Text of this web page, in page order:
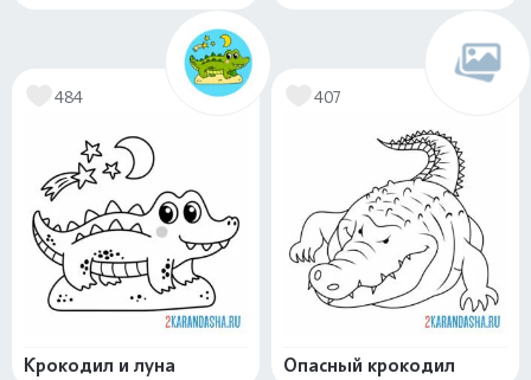
484
Крокодил и луна
407
Опасный крокодил